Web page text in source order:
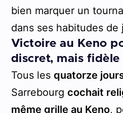
bien marquer un
dans ses habitudes de
Victoire au Keno
discret, mais fidèle
Tous les quatorze
Sarrebourg cochait
même grille au Keno,